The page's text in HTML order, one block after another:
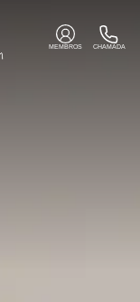
MEMBROS CHAMADA